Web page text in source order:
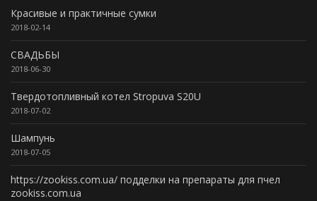
Красивые и практичные сумки
2018-02-14
СВАДЬБЫ
2018-06-30
Твердотопливный котел Stropuva S20U
2018-07-02
Шампунь
2018-07-05
https://zookiss.com.ua/ подделки на препараты для пчел
zookiss.com.ua